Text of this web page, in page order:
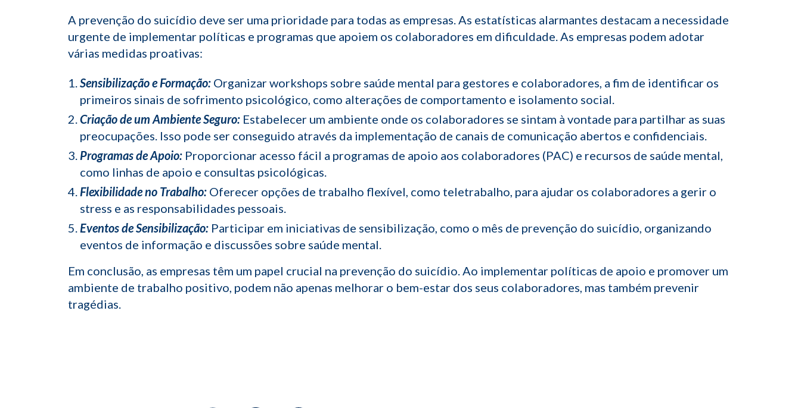
A prevenção do suicídio deve ser uma prioridade para todas as empresas. As estatísticas alarmantes destacam a necessidade
urgente de implementar políticas e programas que apoiem os colaboradores em dificuldade. As empresas podem adotar
várias medidas proativas:
Sensibilização e Formação: Organizar workshops sobre saúde mental para gestores e colaboradores, a fim de identificar os
primeiros sinais de sofrimento psicológico, como alterações de comportamento e isolamento social.
Criação de um Ambiente Seguro: Estabelecer um ambiente onde os colaboradores se sintam à vontade para partilhar as suas
preocupações. Isso pode ser conseguido através da implementação de canais de comunicação abertos e confidenciais.
Programas de Apoio: Proporcionar acesso fácil a programas de apoio aos colaboradores (PAC) e recursos de saúde mental,
como linhas de apoio e consultas psicológicas.
Flexibilidade no Trabalho: Oferecer opções de trabalho flexível, como teletrabalho, para ajudar os colaboradores a gerir o
stress e as responsabilidades pessoais.
Eventos de Sensibilização: Participar em iniciativas de sensibilização, como o mês de prevenção do suicídio, organizando
eventos de informação e discussões sobre saúde mental.
Em conclusão, as empresas têm um papel crucial na prevenção do suicídio. Ao implementar políticas de apoio e promover um
ambiente de trabalho positivo, podem não apenas melhorar o bem-estar dos seus colaboradores, mas também prevenir
tragédias.